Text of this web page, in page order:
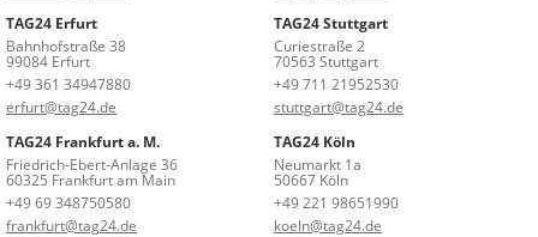
TAG24 Erfurt
Bahnhofstraße 38
99084 Erfurt
+49 361 34947880
erfurt@tag24.de
TAG24 Stuttgart
Curiestraße 2
70563 Stuttgart
+49 711 21952530
stuttgart@tag24.de
TAG24 Frankfurt a. M.
Friedrich-Ebert-Anlage 36
60325 Frankfurt am Main
+49 69 348750580
frankfurt@tag24.de
TAG24 Köln
Neumarkt 1a
50667 Köln
+49 221 98651990
koeln@tag24.de